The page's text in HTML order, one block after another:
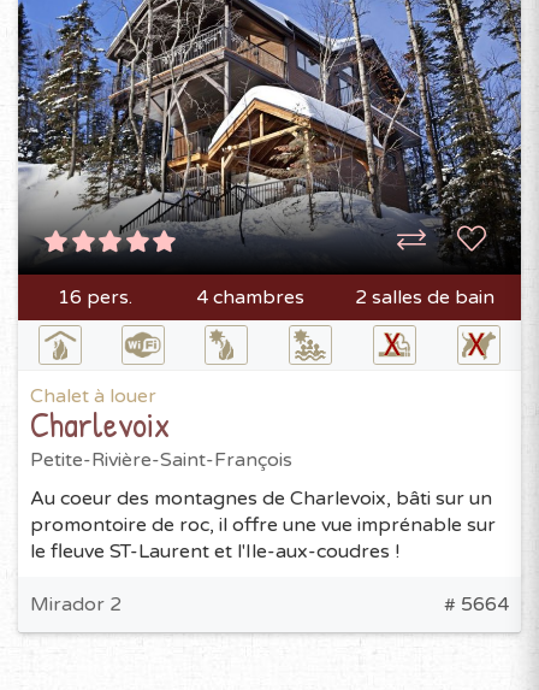
16 pers. 4 chambres 2 salles de bain
Chalet à louer
Charlevoix
Petite-Rivière-Saint-François
Au coeur des montagnes de Charlevoix, bâti sur un
promontoire de roc, il offre une vue imprénable sur
le fleuve ST-Laurent et l'Ile-aux-coudres !
Mirador 2 # 5664